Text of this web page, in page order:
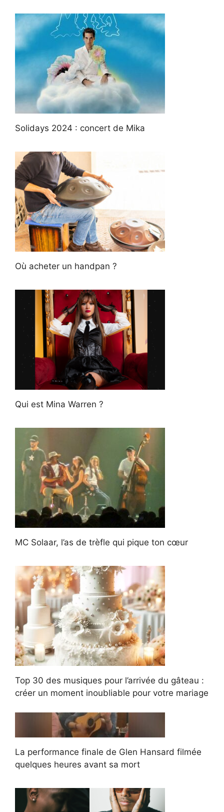
Solidays 2024 : concert de Mika
Où acheter un handpan ?
Qui est Mina Warren ?
MC Solaar, l’as de trèfle qui pique ton cœur
Top 30 des musiques pour l’arrivée du gâteau :
créer un moment inoubliable pour votre mariage
La performance finale de Glen Hansard filmée
quelques heures avant sa mort